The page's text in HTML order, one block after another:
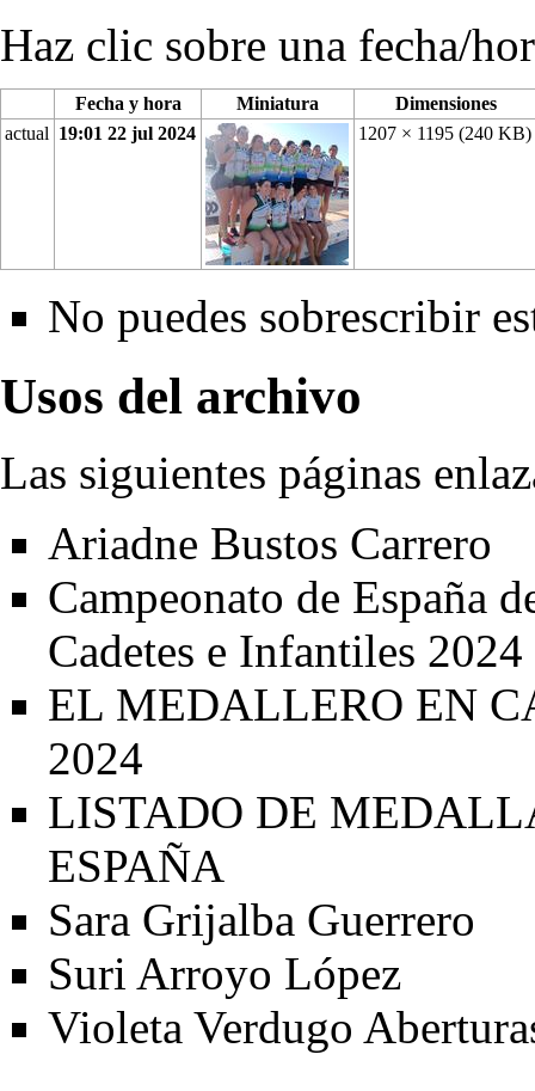
Haz clic sobre una fecha/
Fecha y hora Miniatura
Dimensiones
actual 19:01 22 jul 2024 1207 × 1195(240 KB)
No puedes sobrescribir
Usos del archivo
Las siguientes páginas
Ariadne Bustos Carrero
Campeonato de España
Cadetes e Infantiles 2024
EL MEDALLERO EN
2024
LISTADO DE
ESPAÑA
Sara Grijalba Guerrero
Suri Arroyo López
Violeta Verdugo